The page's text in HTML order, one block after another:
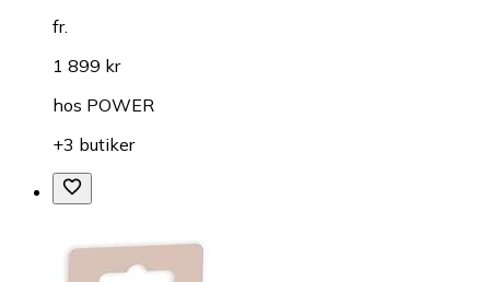
fr.
1 899 kr
hos POWER
+3 butiker